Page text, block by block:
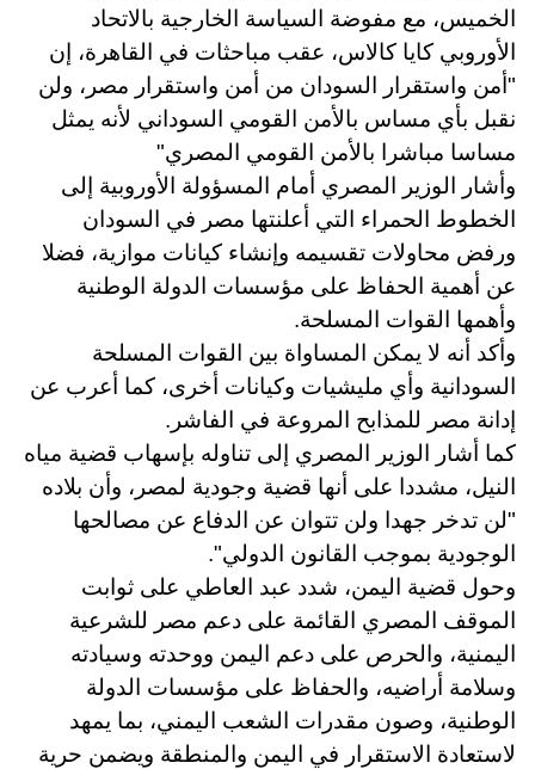
الخميس، مع مفوضة السياسة الخارجية بالاتحاد
الأوروبي كايا كالاس، عقب مباحثات في القاهرة، إن
"أمن واستقرار السودان من أمن واستقرار مصر، ولن
نقبل بأي مساس بالأمن القومي السوداني لأنه يمثل
مساسا مباشرا بالأمن القومي المصري"
وأشار الوزير المصري أمام المسؤولة الأوروبية إلى
الخطوط الحمراء التي أعلنتها مصر في السودان
ورفض محاولات تقسيمه وإنشاء كيانات موازية، فضلا
عن أهمية الحفاظ على مؤسسات الدولة الوطنية
وأهمها القوات المسلحة.
وأكد أنه لا يمكن المساواة بين القوات المسلحة
السودانية وأي مليشيات وكيانات أخرى، كما أعرب عن
إدانة مصر للمذابح المروعة في الفاشر.
كما أشار الوزير المصري إلى تناوله بإسهاب قضية مياه
النيل، مشددا على أنها قضية وجودية لمصر، وأن بلاده
"لن تدخر جهدا ولن تتوان عن الدفاع عن مصالحها
الوجودية بموجب القانون الدولي".
وحول قضية اليمن، شدد عبد العاطي على ثوابت
الموقف المصري القائمة على دعم مصر للشرعية
اليمنية، والحرص على دعم اليمن ووحدته وسيادته
وسلامة أراضيه، والحفاظ على مؤسسات الدولة
الوطنية، وصون مقدرات الشعب اليمني، بما يمهد
لاستعادة الاستقرار في اليمن والمنطقة ويضمن حرية